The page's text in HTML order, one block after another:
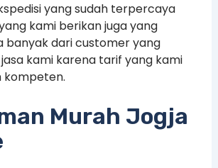
yang sudah terpercaya
kami berikan juga yang
banyak dari customer yang
kami karena tarif yang kami
kompeten.
Murah Jogja